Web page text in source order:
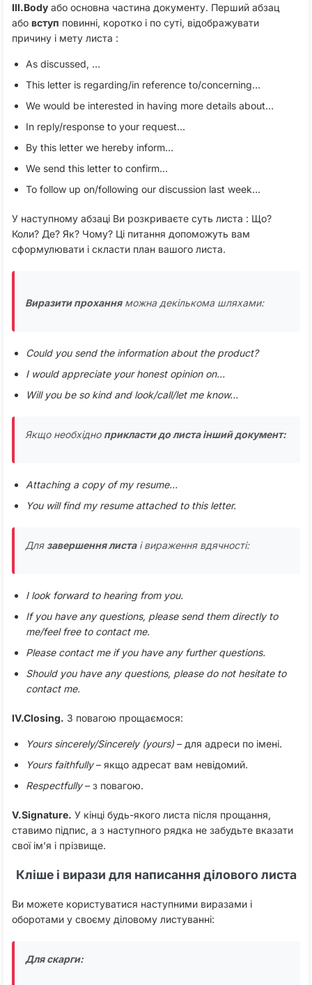
III.Body або основна частина документу. Перший абзац
або вступ повинні, коротко і по суті, відображувати
причину і мету листа :
As discussed, …
This letter is regarding/in reference to/concerning…
We would be interested in having more details about…
In reply/response to your request…
By this letter we hereby inform…
We send this letter to confirm…
To follow up on/following our discussion last week…
У наступному абзаці Ви розкриваєте суть листа : Що?
Коли? Де? Як? Чому? Ці питання допоможуть вам
сформулювати і скласти план вашого листа.
Виразити проханняможна декількома шляхами:
Could you send the information about the product?
I would appreciate your honest opinion on…
Will you be so kind and look/call/let me know…
Якщо необхідно прикласти до листа інший документ:
Attaching a copy of my resume…
You will find my resume attached to this letter.
Для завершення листаі вираження вдячності:
I look forward to hearing from you.
If you have any questions, please send them directly to
me/feel free to contact me.
Please contact me if you have any further questions.
Should you have any questions, please do not hesitate to
contact me.
IV.Closing. З повагою прощаємося:
Yours sincerely/Sincerely (yours) – для адреси по імені.
Yours faithfully– якщо адресат вам невідомий.
Respectfully– з повагою.
V.Signature. У кінці будь-якого листа після прощання,
ставимо підпис, а з наступного рядка не забудьте вказати
свої ім’я і прізвище.
Кліше і вирази для написання ділового листа
Ви можете користуватися наступними виразами і
оборотами у своєму діловому листуванні:
Для скарги: